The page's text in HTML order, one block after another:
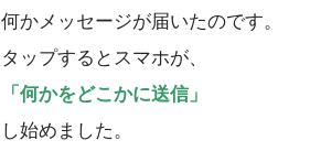
何かメッセージが届いたのです。
タップするとスマホが、
「何かをどこかに送信」
し始めました。